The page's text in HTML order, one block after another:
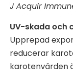
J Acquir
UV-skada och
Upprepad
reducerar
karotenvärden